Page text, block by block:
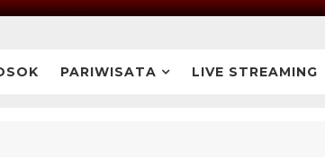
PARIWISATA LIVE STREAMING